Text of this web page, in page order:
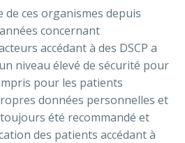
ces organismes depuis
concernant
accédant à des DSCP a
niveau élevé de sécurité pour
pour les patients
données personnelles et
été recommandé et
des patients accédant à